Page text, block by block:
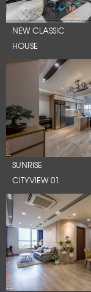
NEW CLASSIC
HOUSE
SUNRISE
CITYVIEW 01